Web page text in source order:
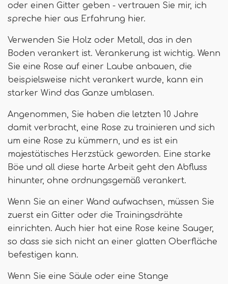
oder einen Gitter geben - vertrauen Sie mir, ich
spreche hier aus Erfahrung hier.
Verwenden Sie Holz oder Metall, das in den
Boden verankert ist. Verankerung ist wichtig. Wenn
Sie eine Rose auf einer Laube anbauen, die
beispielsweise nicht verankert wurde, kann ein
starker Wind das Ganze umblasen.
Angenommen, Sie haben die letzten 10 Jahre
damit verbracht, eine Rose zu trainieren und sich
um eine Rose zu kümmern, und es ist ein
majestätisches Herzstück geworden. Eine starke
Böe und all diese harte Arbeit geht den Abfluss
hinunter, ohne ordnungsgemäß verankert.
Wenn Sie an einer Wand aufwachsen, müssen Sie
zuerst ein Gitter oder die Trainingsdrähte
einrichten. Auch hier hat eine Rose keine Sauger,
so dass sie sich nicht an einer glatten Oberfläche
befestigen kann.
Wenn Sie eine Säule oder eine Stange